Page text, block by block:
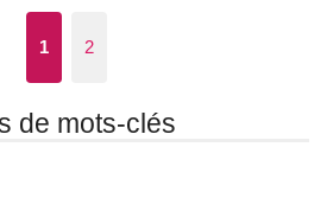
1 2
de mots-clés